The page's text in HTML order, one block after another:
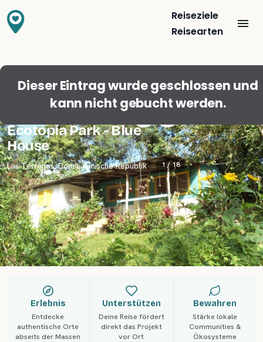
Reiseziele
Reisearten
Dieser Eintrag wurde geschlossen und
kann nicht gebucht werden.
Ecotopía Park - Blue
House
Las Terrenas,Dominikanische Republik 1 /18
Erlebnis
Entdecke
authentische Orte
abseits der Massen
Unterstützen
Deine Reise fördert
direkt das Projekt
vor Ort
Bewahren
Stärke lokale
Communities &
Ökosysteme